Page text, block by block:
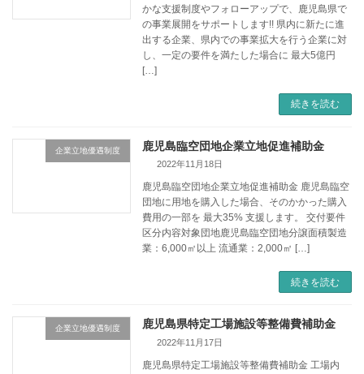
かな支援制度やフォローアップで、鹿児島県で
の事業展開をサポートします!! 県内に新たに進
出する企業、県内での事業拡大を行う企業に対
し、一定の要件を満たした場合に 最大5億円
[…]
続きを読む
企業立地優遇制度 鹿児島臨空団地企業立地促進補助金
2022年11月18日
鹿児島臨空団地企業立地促進補助金 鹿児島臨空
団地に用地を購入した場合、そのかかった購入
費用の一部を 最大35% 支援します。 交付要件
区分内容対象団地鹿児島臨空団地分譲面積製造
業：6,000㎡以上 流通業：2,000㎡ […]
続きを読む
企業立地優遇制度 鹿児島県特定工場施設等整備費補助金
2022年11月17日
鹿児島県特定工場施設等整備費補助金 工場内